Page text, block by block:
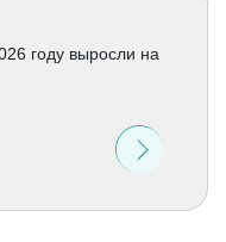
году выросли на